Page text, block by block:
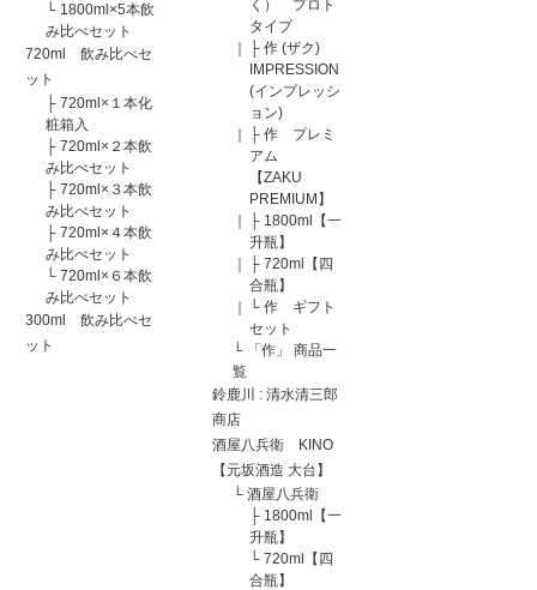
└ 1800ml×5本飲
み比べセット
720ml 飲み比べセ
ット
├ 720ml×１本化
粧箱入
├ 720ml×２本飲
み比べセット
├ 720ml×３本飲
み比べセット
├ 720ml×４本飲
み比べセット
└ 720ml×６本飲
み比べセット
300ml 飲み比べセ
ット
く） プロト
タイプ
｜
├ 作 (ザク)
IMPRESSION
(インプレッシ
ョン)
｜
├ 作 プレミ
アム
【ZAKU
PREMIUM】
｜
├ 1800ml【一
升瓶】
｜
├ 720ml【四
合瓶】
｜
└ 作 ギフト
セット
└
「作」 商品一
覧
鈴鹿川 : 清水清三郎
商店
酒屋八兵衛 KINO
【元坂酒造 大台】
└ 酒屋八兵衛
├ 1800ml【一
升瓶】
└ 720ml【四
合瓶】